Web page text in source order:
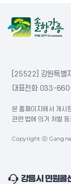
[25522] 강원특별
대표전화 033-
본 홈페이지에서 게시
관련 법에 의거 처벌
Copyright ⓒ
강릉시 민원콜